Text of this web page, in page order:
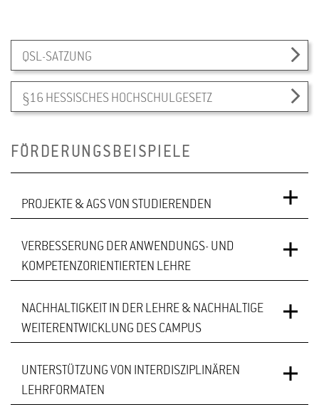
QSL-SATZUNG
§16 HESSISCHES HOCHSCHULGESETZ
FÖRDERUNGSBEISPIELE
PROJEKTE & AGS VON STUDIERENDEN
AG Fassadenbegrünung
Brew@Home - interaktive Brauerei im Kontext
biochemischer Vorgänge
Gemeinschaftsgarten der HGU
Herstellung von Süßwaren und Speiseeis
Studi Zeitung - Online Studierendenzeitschrift für
VERBESSERUNG DER ANWENDUNGS- UND
KOMPETENZORIENTIERTEN LEHRE
Projekt Vertikalpflanzen mit verschiedenen
Hochschuleigener Lehr- und Forschungsgarten
InnoTaste - Produktentwicklung an der Grenzfläche
NACHHALTIGKEIT IN DER LEHRE & NACHHALTIGE
WEITERENTWICKLUNG DES CAMPUS
Projekt Dentroökologie: Bäume als
UNTERSTÜTZUNG VON INTERDISZIPLINÄREN
LEHRFORMATEN